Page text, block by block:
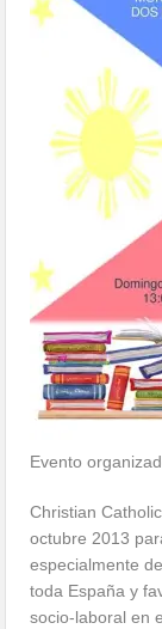
Evento
Christian
octubre 2013
especialmente
toda España y
socio-laboral en